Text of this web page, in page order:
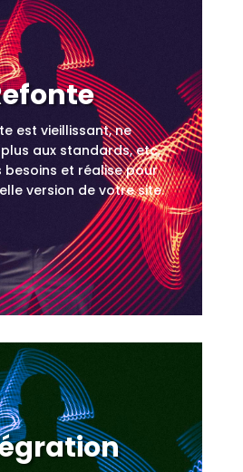
est vieillissant, ne
aux standards, etc,
besoins et réalise pour
version de votre site.